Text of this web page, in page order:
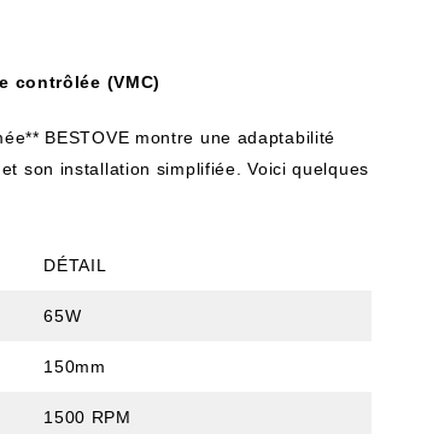
contrôlée (VMC)
BESTOVE montre une adaptabilité
son installation simplifiée. Voici quelques
DÉTAIL
65W
150mm
1500 RPM